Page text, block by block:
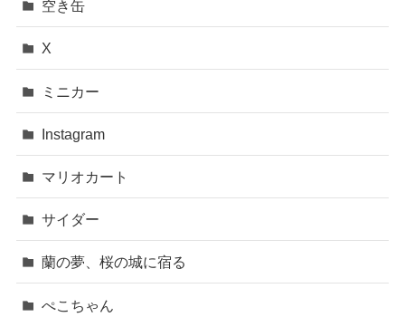
空き缶
X
ミニカー
Instagram
マリオカート
サイダー
蘭の夢、桜の城に宿る
ぺこちゃん